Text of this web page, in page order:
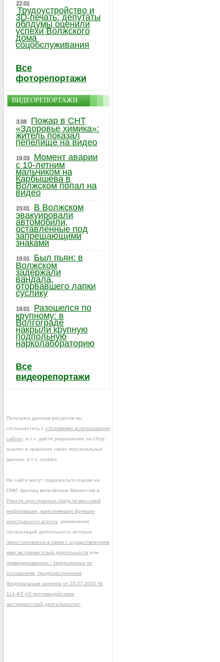
22.01
Трудоустройство и
3D-печать: депутаты
облдумы оценили
успехи Волжского
дома
соцобслуживания
Все
фоторепортажи
ВИДЕОРЕПОРТАЖИ
3.08
Пожар в СНТ
«Здоровье химика»:
житель показал
пепелище на видео
19.03
Момент аварии
с 10-летним
мальчиком на
Карбышева в
Волжском попал на
видео
23.01
В Волжском
эвакуировали
автомобили,
оставленные под
запрещающими
знаками
19.01
Был пьян: в
Волжском
задержали
вандала,
оторвавшего лапки
суслику
19.01
Разошелся по
крупному: в
Волгограде
накрыли крупную
подпольную
нарколабораторию
Все
видеорепортажи
Пользуясь данным ресурсом вы
соглашаетесь с «Условиями использования
сайта» , в т.ч. даёте разрешение на сбор,
анализ и хранение своих персональных
данных, в т.ч. cookies.
На сайте могут содержаться ссылки на
СМИ, физлиц включённые Минюстом в
Реестр иностранных средств массовой
информации, выполняющих функции
иностранного агента , упоминания
организаций деятельность которых
приостановлена в связи с осуществлением
ими экстремистской деятельности или
ликвидированных / запрещённых по
основаниям, предусмотренным
Федеральным законом от 25.07.2002 №
114-ФЗ «О противодействии
экстремистской деятельности»